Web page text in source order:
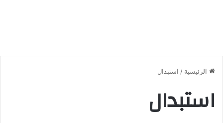
الرئيسية / استبدال
استبدال